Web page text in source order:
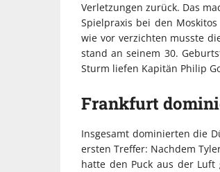
Verletzungen zurück. Das
Spielpraxis bei den
wie vor verzichten musste
stand an seinem 30.
Sturm liefen Kapitän Philip
Frankfurt
Insgesamt dominierten die
ersten Treffer: Nachdem
hatte den Puck aus der